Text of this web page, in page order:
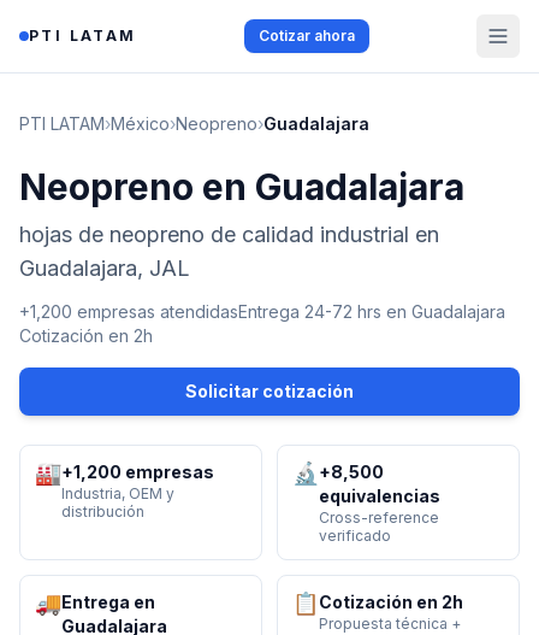
PTI LATAM Cotizar ahora
PTI LATAM›México›Neopreno›Guadalajara
Neopreno en Guadalajara
hojas de neopreno de calidad industrial en
Guadalajara, JAL
+1,200 empresas atendidasEntrega 24-72 hrs en Guadalajara
Cotización en 2h
Solicitar cotización
🏭+1,200 empresas
Industria, OEM y
distribución
🔬 +8,500
equivalencias
Cross-reference
verificado
🚚Entrega en
Guadalajara
📋 Cotización en 2h
Propuesta técnica +